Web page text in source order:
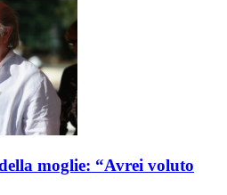
moglie: “Avrei voluto